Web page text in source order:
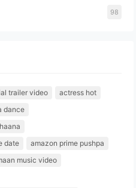
98
trailer video
actress hot
dance
date
amazon prime pushpa
music video